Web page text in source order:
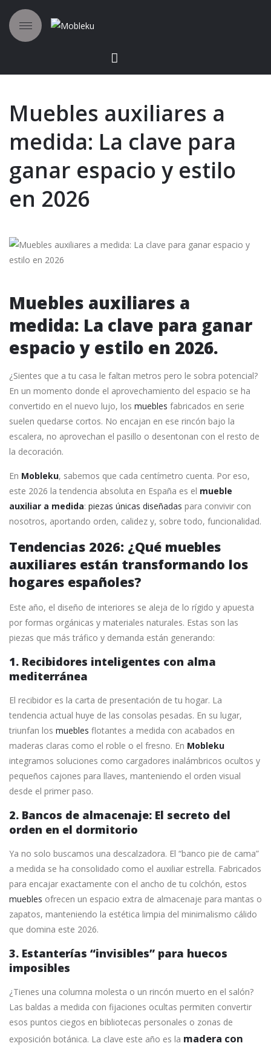
Muebles auxiliares a
medida: La clave para
ganar espacio y estilo
en 2026
Muebles auxiliares a
medida: La clave para ganar
espacio y estilo en 2026.
¿Sientes que a tu casa le faltan metros pero le sobra potencial?
En un momento donde el aprovechamiento del espacio se ha
convertido en el nuevo lujo, los muebles fabricados en serie
suelen quedarse cortos. No encajan en ese rincón bajo la
escalera, no aprovechan el pasillo o desentonan con el resto de
la decoración.
En Mobleku, sabemos que cada centímetro cuenta. Por eso,
este 2026 la tendencia absoluta en España es el mueble
auxiliar a medida: piezas únicas diseñadas para convivir con
nosotros, aportando orden, calidez y, sobre todo, funcionalidad.
Tendencias 2026: ¿Qué muebles
auxiliares están transformando los
hogares españoles?
Este año, el diseño de interiores se aleja de lo rígido y apuesta
por formas orgánicas y materiales naturales. Estas son las
piezas que más tráfico y demanda están generando:
1. Recibidores inteligentes con alma
mediterránea
El recibidor es la carta de presentación de tu hogar. La
tendencia actual huye de las consolas pesadas. En su lugar,
triunfan los muebles flotantes a medida con acabados en
maderas claras como el roble o el fresno. En Mobleku
integramos soluciones como cargadores inalámbricos ocultos y
pequeños cajones para llaves, manteniendo el orden visual
desde el primer paso.
2. Bancos de almacenaje: El secreto del
orden en el dormitorio
Ya no solo buscamos una descalzadora. El “banco pie de cama”
a medida se ha consolidado como el auxiliar estrella. Fabricados
para encajar exactamente con el ancho de tu colchón, estos
muebles ofrecen un espacio extra de almacenaje para mantas o
zapatos, manteniendo la estética limpia del minimalismo cálido
que domina este 2026.
3. Estanterías “invisibles” para huecos
imposibles
¿Tienes una columna molesta o un rincón muerto en el salón?
Las baldas a medida con fijaciones ocultas permiten convertir
esos puntos ciegos en bibliotecas personales o zonas de
exposición botánica. La clave este año es la madera con